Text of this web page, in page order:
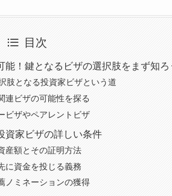
目次
！鍵となるビザの選択肢をまず知ろ
肢となる投資家ビザという道
連ビザの可能性を探る
ビザやペアレントビザ
資家ビザの詳しい条件
産額とその証明方法
に資金を投じる義務
ノミネーションの獲得